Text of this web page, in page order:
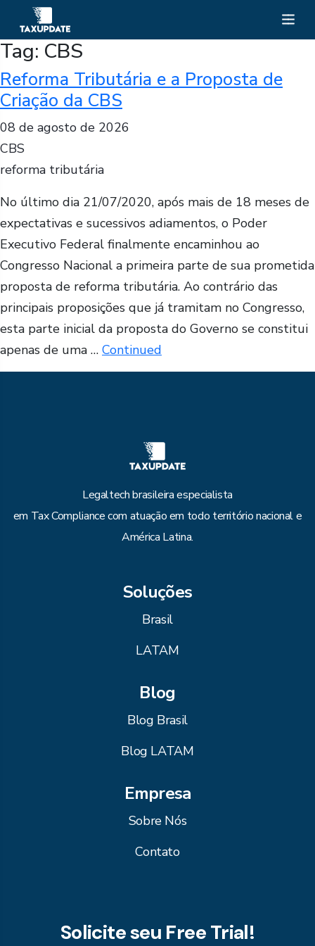
Tag: CBS
Reforma Tributária e a Proposta de
Criação da CBS
08 de agosto de 2026
CBS
reforma tributária
No último dia 21/07/2020, após mais de 18 meses de
expectativas e sucessivos adiamentos, o Poder
Executivo Federal finalmente encaminhou ao
Congresso Nacional a primeira parte de sua prometida
proposta de reforma tributária. Ao contrário das
principais proposições que já tramitam no Congresso,
esta parte inicial da proposta do Governo se constitui
apenas de uma … Continued
Legaltech brasileira especialista
em Tax Compliance com atuação em todo território nacional e
América Latina.
Soluções
Brasil
LATAM
Blog
Blog Brasil
Blog LATAM
Empresa
Sobre Nós
Contato
Solicite seu Free Trial!